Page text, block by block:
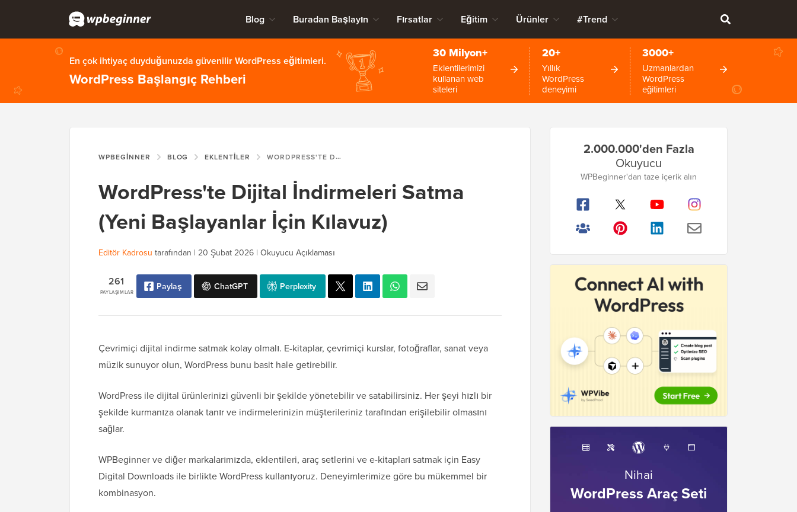
Blog Buradan Başlayın Fırsatlar Eğitim Ürünler #Trend
En çok ihtiyaç duyduğunuzda güvenilir WordPress eğitimleri.
WordPress Başlangıç Rehberi
30 Milyon+
Eklentilerimizi
kullanan web
siteleri
20+
Yıllık
WordPress
deneyimi
3000+
Uzmanlardan
WordPress
eğitimleri
WPBEGINNER BLOG EKLENTILER WORDPRESS'TE DIJITAL İNDIRMELERI SATMA (YENI BAŞLAYANLAR İÇIN KILAVUZ)
WordPress'te Dijital İndirmeleri Satma
(Yeni Başlayanlar İçin Kılavuz)
Editör Kadrosu tarafından | 20 Şubat 2026 | Okuyucu Açıklaması
PAYLAŞIMLAR
261 Paylaş ChatGPT Perplexity
Çevrimiçi dijital indirme satmak kolay olmalı. E-kitaplar, çevrimiçi kurslar, fotoğraflar, sanat veya
müzik sunuyor olun, WordPress bunu basit hale getirebilir.
WordPress ile dijital ürünlerinizi güvenli bir şekilde yönetebilir ve satabilirsiniz. Her şeyi hızlı bir
şekilde kurmanıza olanak tanır ve indirmelerinizin müşterileriniz tarafından erişilebilir olmasını
sağlar.
WPBeginner ve diğer markalarımızda, eklentileri, araç setlerini ve e-kitapları satmak için Easy
Digital Downloads ile birlikte WordPress kullanıyoruz. Deneyimlerimize göre bu mükemmel bir
kombinasyon.
Kenar
Çubuğu
2.000.000'den Fazla
Okuyucu
WPBeginner'dan taze içerik alın
Nihai
WordPress Araç Seti